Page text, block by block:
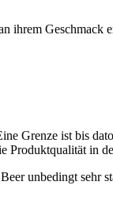
ihrem Geschmack
Grenze ist bis
Produktqualität in
unbedingt sehr